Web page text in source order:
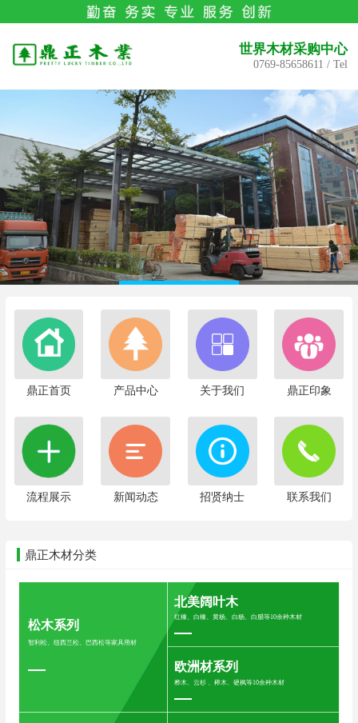
世界木材采购中心
0769-85658611 / Tel
鼎正首页 产品中心 关于我们 鼎正印象
流程展示 新闻动态 招贤纳士 联系我们
鼎正木材分类
松木系列
智利松、纽西兰松、巴西松等家具用材
北美阔叶木
红橡、白橡、黄杨、白杨、白腊等10余种木材
欧洲材系列
桦木、云杉 、榉木、硬枫等10余种木材